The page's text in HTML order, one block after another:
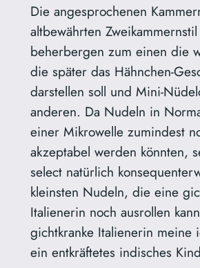
Die angesprochenen
altbewährten
beherbergen zum einen die
die später das Hähnchen-
darstellen soll und Mini-
anderen. Da Nudeln in
einer Mikrowelle zumindest
akzeptabel werden könnten,
select natürlich
kleinsten Nudeln, die eine
Italienerin noch ausrollen
gichtkranke Italienerin meine
ein entkräftetes indisches